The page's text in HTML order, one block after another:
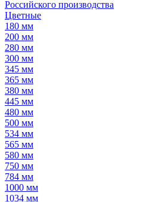
Российского производства
Цветные
180 мм
200 мм
280 мм
300 мм
345 мм
365 мм
380 мм
445 мм
480 мм
500 мм
534 мм
565 мм
580 мм
750 мм
784 мм
1000 мм
1034 мм